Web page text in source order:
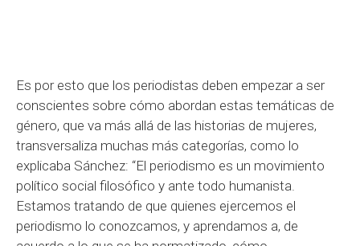
Es por esto que los periodistas deben empezar a ser
conscientes sobre cómo abordan estas temáticas de
género, que va más allá de las historias de mujeres,
transversaliza muchas más categorías, como lo
explicaba Sánchez: “El periodismo es un movimiento
político social filosófico y ante todo humanista.
Estamos tratando de que quienes ejercemos el
periodismo lo conozcamos, y aprendamos a, de